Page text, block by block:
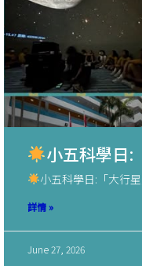
小五科學日:
小五科學日:「大行
詳情 »
June 27, 2026